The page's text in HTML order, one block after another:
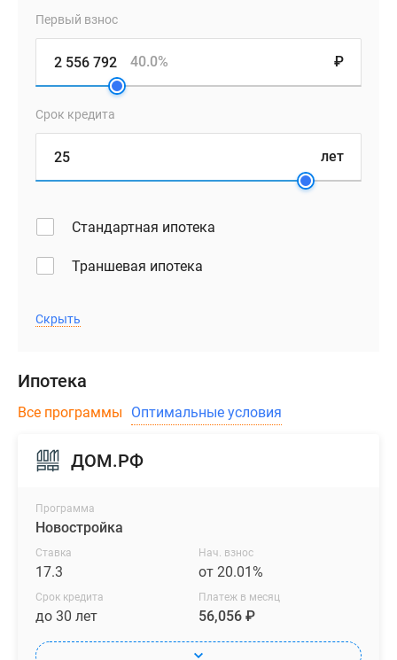
Первый взнос
₽
40.0%
Срок кредита
лет
Стандартная ипотека
Траншевая ипотека
Скрыть
Ипотека
Все программы Оптимальные условия
ДОМ.РФ
Программа
Новостройка
Ставка
17.3
Нач. взнос
от 20.01%
Срок кредита
до 30 лет
Платеж в месяц
56,056 ₽